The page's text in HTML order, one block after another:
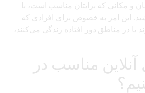
و مکانی که برایتان مناسب است، با
این امر به خصوص برای افرادی که
یا در مناطق دور افتاده زندگی می‌کنند،
مناسب در